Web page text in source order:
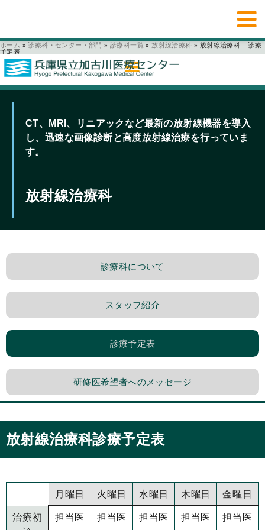
ホーム » 診療科・センター・部門 » 診療科一覧 » 放射線治療科 » 放射線治療科 – 診療
予定表
CT、MRI、リニアックなど最新の放射線機器を導入
し、迅速な画像診断と高度放射線治療を行っていま
す。
放射線治療科
診療科について
スタッフ紹介
診療予定表
研修医希望者へのメッセージ
放射線治療科診療予定表
月曜日 火曜日 水曜日 木曜日 金曜日
治療初
担当医 担当医 担当医 担当医 担当医